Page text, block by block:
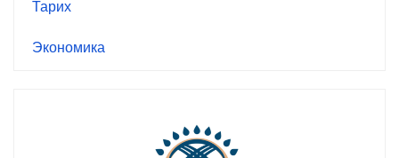
Тарих
Экономика